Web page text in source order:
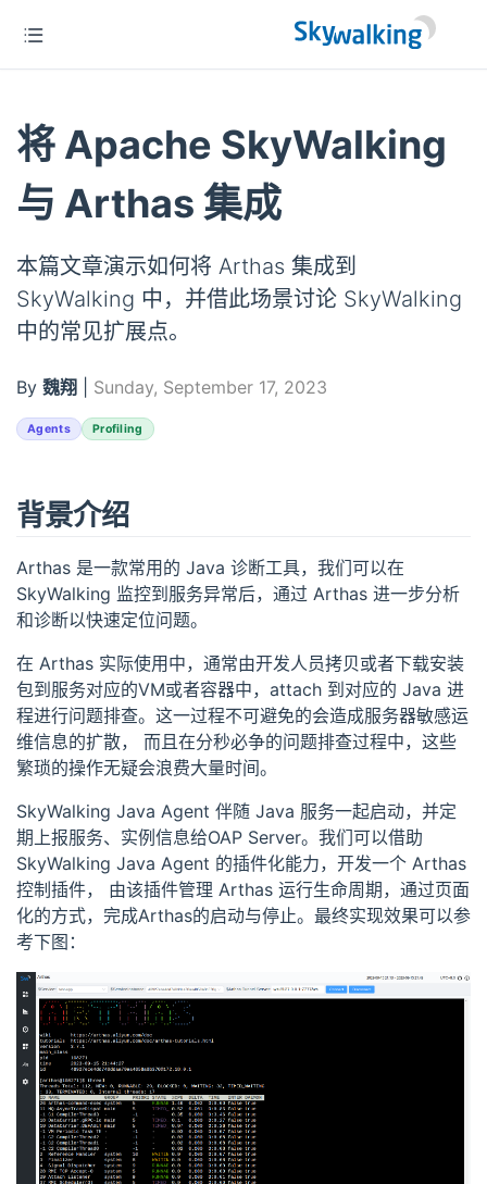
将 Apache SkyWalking
与 Arthas 集成
本篇文章演示如何将 Arthas 集成到
SkyWalking 中，并借此场景讨论 SkyWalking
中的常见扩展点。
By 魏翔 Sunday, September 17, 2023
Agents Profiling
背景介绍
Arthas 是一款常用的 Java 诊断工具，我们可以在
SkyWalking 监控到服务异常后，通过 Arthas 进一步分析
和诊断以快速定位问题。
在 Arthas 实际使用中，通常由开发人员拷贝或者下载安装
包到服务对应的VM或者容器中，attach 到对应的 Java 进
程进行问题排查。这一过程不可避免的会造成服务器敏感运
维信息的扩散， 而且在分秒必争的问题排查过程中，这些
繁琐的操作无疑会浪费大量时间。
SkyWalking Java Agent 伴随 Java 服务一起启动，并定
期上报服务、实例信息给OAP Server。我们可以借助
SkyWalking Java Agent 的插件化能力，开发一个 Arthas
控制插件， 由该插件管理 Arthas 运行生命周期，通过页面
化的方式，完成Arthas的启动与停止。最终实现效果可以参
考下图：